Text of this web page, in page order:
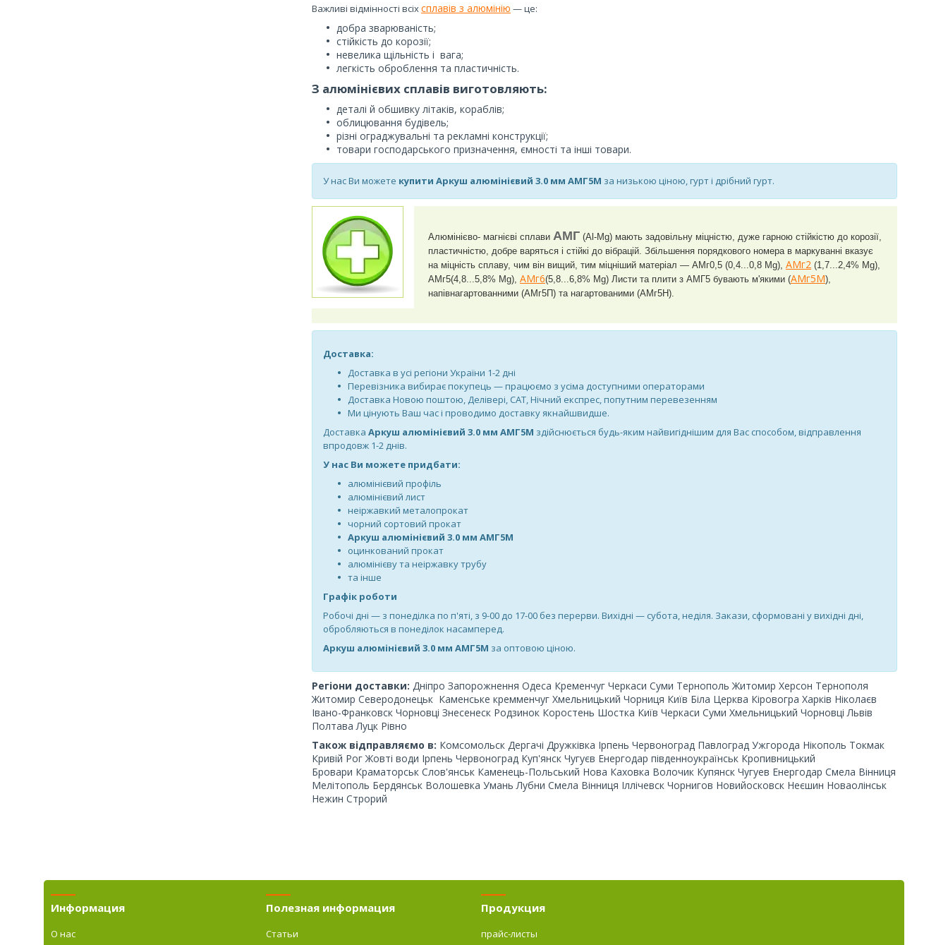
Важливі відмінності всіхсплавів з алюмінію — це:
добра зварюваність;
стійкість до корозії;
невелика щільність і вага;
легкість оброблення та пластичність.
З алюмінієвих сплавів виготовляють:
деталі й обшивку літаків, кораблів;
облицювання будівель;
різні ограджувальні та рекламні конструкції;
товари господарського призначення, ємності та інші товари.
У нас Ви можете купити Аркуш алюмінієвий 3.0 мм АМГ5М за низькою ціною, гурт і дрібний гурт.
Алюмінієво- магнієві сплави АМГ (Al-Mg) мають задовільну міцністю, дуже гарною стійкістю до корозії,
пластичністю, добре варяться і стійкі до вібрацій. Збільшення порядкового номера в маркуванні вказує
на міцність сплаву, чим він вищий, тим міцніший матеріал — АМг0,5 (0,4...0,8 Mg), АМг2 (1,7...2,4% Mg),
АМг5(4,8...5,8% Mg), АМг6(5,8...6,8% Mg) Листи та плити з АМГ5 бувають м'якими (АМг5М),
напівнагартованними (АМг5П) та нагартованими (АМг5Н).
Доставка:
Доставка в усі регіони України 1-2 дні
Перевізника вибирає покупець — працюємо з усіма доступними операторами
Доставка Новою поштою, Делівері, САТ, Нічний експрес, попутним перевезенням
Ми цінують Ваш час і проводимо доставку якнайшвидше.
Доставка Аркуш алюмінієвий 3.0 мм АМГ5М здійснюється будь-яким найвигіднішим для Вас способом, відправлення
впродовж 1-2 днів.
У нас Ви можете придбати:
алюмінієвий профіль
алюмінієвий лист
неіржавкий металопрокат
чорний сортовий прокат
Аркуш алюмінієвий 3.0 мм АМГ5М
оцинкований прокат
алюмінієву та неіржавку трубу
та інше
Графік роботи
Робочі дні — з понеділка по п'яті, з 9-00 до 17-00 без перерви. Вихідні — субота, неділя. Закази, сформовані у вихідні дні,
обробляються в понеділок насамперед.
Аркуш алюмінієвий 3.0 мм АМГ5М за оптовою ціною.
Регіони доставки: Дніпро Запорожнення Одеса Кременчуг Черкаси Суми Тернополь Житомир Херсон Тернополя
Житомир Северодонецьк Каменське кремменчуг Хмельницький Чорниця Київ Біла Церква Кіровогра Харків Ніколаєв
Івано-Франковск Чорновці Знесенеск Родзинок Коростень Шостка Київ Черкаси Суми Хмельницький Чорновці Львів
Полтава Луцк Рівно
Також відправляємо в: Комсомольск Дергачі Дружківка Ірпень Червоноград Павлоград Ужгорода Нікополь Токмак
Кривій Рог Жовті води Ірпень Червоноград Куп'янск Чугуєв Енергодар південноукраїнськ Кропивницький
Бровари Краматорськ Слов'янськ Каменець-Польський Нова Каховка Волочик Купянск Чугуев Енергодар Смела Вінниця
Мелітополь Бердянськ Волошевка Умань Лубни Смела Вінниця Іллічевск Чорнигов Новийосковск Неєшин Новаолінськ
Нежин Строрий
Информация
О нас
Полезная информация
Статьи
Продукция
прайс-листы